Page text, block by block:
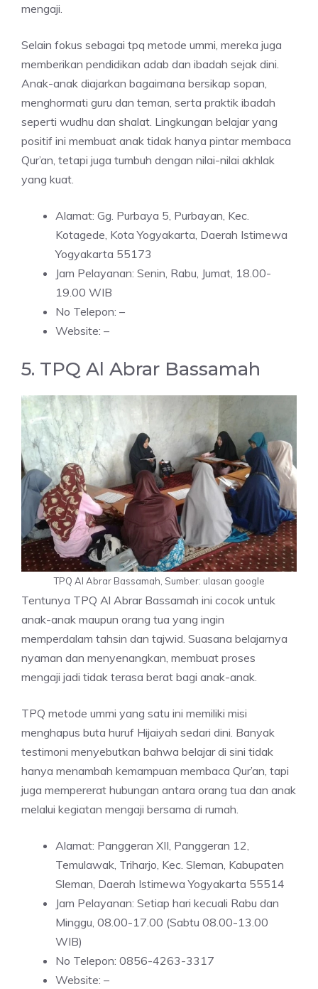
mengaji.
Selain fokus sebagai tpq metode ummi, mereka juga
memberikan pendidikan adab dan ibadah sejak dini.
Anak-anak diajarkan bagaimana bersikap sopan,
menghormati guru dan teman, serta praktik ibadah
seperti wudhu dan shalat. Lingkungan belajar yang
positif ini membuat anak tidak hanya pintar membaca
Qur’an, tetapi juga tumbuh dengan nilai-nilai akhlak
yang kuat.
Alamat: Gg. Purbaya 5, Purbayan, Kec.
Kotagede, Kota Yogyakarta, Daerah Istimewa
Yogyakarta 55173
Jam Pelayanan: Senin, Rabu, Jumat, 18.00-
19.00 WIB
No Telepon: –
Website: –
5. TPQ Al Abrar Bassamah
TPQ Al Abrar Bassamah, Sumber: ulasan google
Tentunya TPQ Al Abrar Bassamah ini cocok untuk
anak-anak maupun orang tua yang ingin
memperdalam tahsin dan tajwid. Suasana belajarnya
nyaman dan menyenangkan, membuat proses
mengaji jadi tidak terasa berat bagi anak-anak.
TPQ metode ummi yang satu ini memiliki misi
menghapus buta huruf Hijaiyah sedari dini. Banyak
testimoni menyebutkan bahwa belajar di sini tidak
hanya menambah kemampuan membaca Qur’an, tapi
juga mempererat hubungan antara orang tua dan anak
melalui kegiatan mengaji bersama di rumah.
Alamat: Panggeran XII, Panggeran 12,
Temulawak, Triharjo, Kec. Sleman, Kabupaten
Sleman, Daerah Istimewa Yogyakarta 55514
Jam Pelayanan: Setiap hari kecuali Rabu dan
Minggu, 08.00-17.00 (Sabtu 08.00-13.00
WIB)
No Telepon: 0856-4263-3317
Website: –